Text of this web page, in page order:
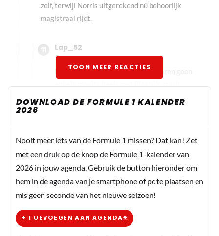
zelf, terwijl Norris uitgerekend nú behoorlijk
magistraal rijdt.
Lap_52
8 november 2025 19:11
Dat zei ik ook niet. Ik zei dat McLaren geen
Laten we wel reëel blijven aub, de stelling dat
McLaren blij is met deze crash ...
Lap_52
TOON MEER REACTIES
DOWNLOAD DE FORMULE 1 KALENDER
2026
Nooit meer iets van de Formule 1 missen? Dat kan! Zet
met een druk op de knop de Formule 1-kalender van
2026 in jouw agenda. Gebruik de button hieronder om
hem in de agenda van je smartphone of pc te plaatsen en
mis geen seconde van het nieuwe seizoen!
+ TOEVOEGEN AAN AGENDA